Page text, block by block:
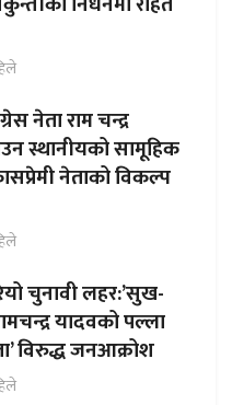
नेता राम चन्द्र
स्थानीयको सामूहिक
नेताको विकल्प
चुनावी लहर:’सुख-
यादवको पल्ला
विरुद्ध जनआक्रोश